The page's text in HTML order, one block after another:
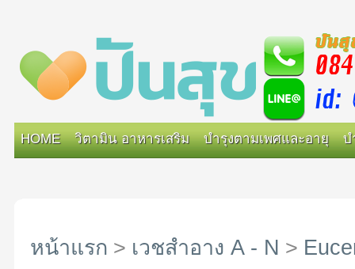
HOME วิตามิน อาหารเสริม บำรุงตามเพศและอายุ บ
หน้าแรก > เวชสำอาง A - N >